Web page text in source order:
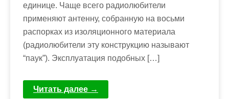
единице. Чаще всего радиолюбители
применяют антенну, собранную на восьми
распорках из изоляционного материала
(радиолюбители эту конструкцию называют
“паук”). Эксплуатация подобных […]
Читать далее →